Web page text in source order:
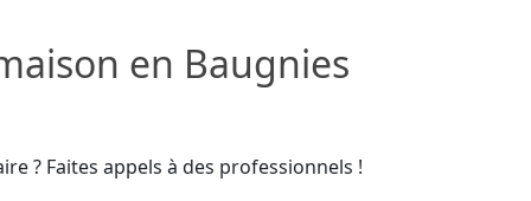
en Baugnies
? Faites appels à des professionnels !